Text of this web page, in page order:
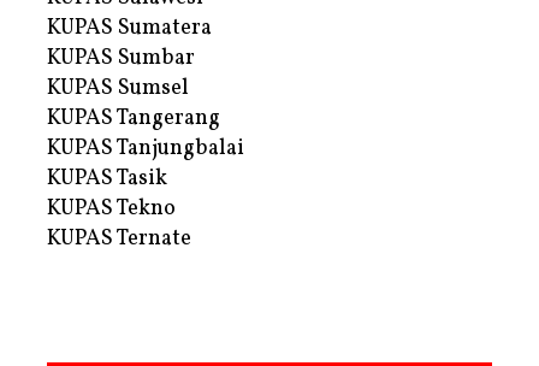
KUPAS Sumatera
KUPAS Sumbar
KUPAS Sumsel
KUPAS Tangerang
KUPAS Tanjungbalai
KUPAS Tasik
KUPAS Tekno
KUPAS Ternate